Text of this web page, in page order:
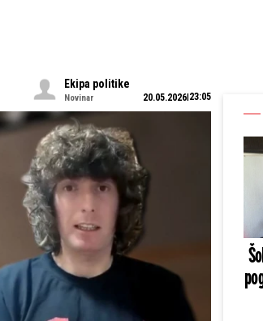
Ekipa politike
Novinar 20.05.2026 23:05